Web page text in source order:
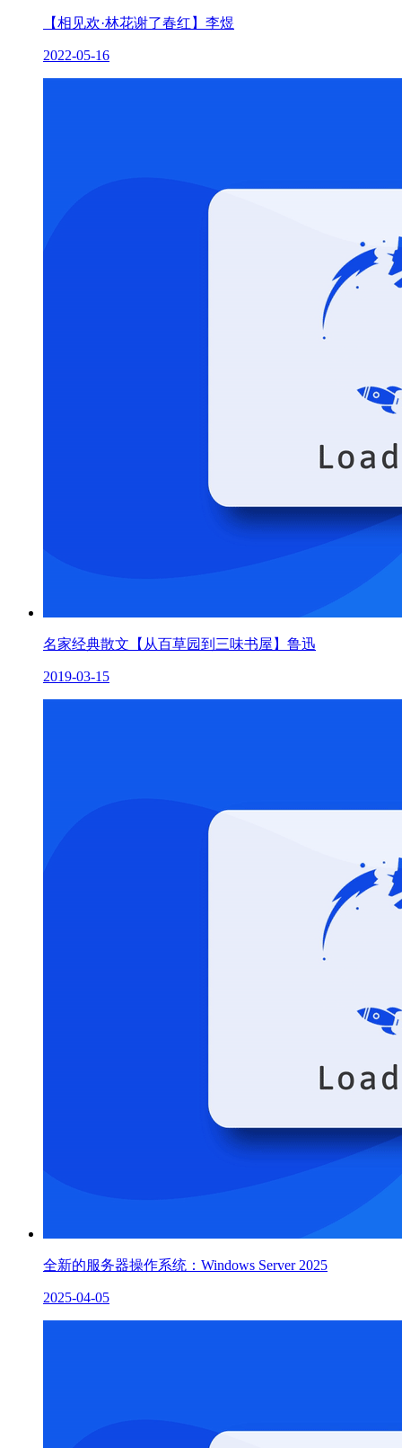
【相见欢·林花谢了春红】李煜
2022-05-16
名家经典散文【从百草园到三味书屋】鲁迅
2019-03-15
全新的服务器操作系统：Windows Server 2025
2025-04-05